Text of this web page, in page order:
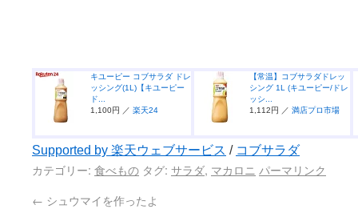
キユーピー コブサラダ ドレ
ッシング(1L)【キユーピー
ド...
1,100円 ／ 楽天24
【常温】コブサラダドレッ
シング 1L (キユーピー/ドレ
ッシ...
1,112円 ／ 満店プロ市場
Supported by 楽天ウェブサービス / コブサラダ
カテゴリー: 食べもの タグ: サラダ, マカロニ パーマリンク
← シュウマイを作ったよ